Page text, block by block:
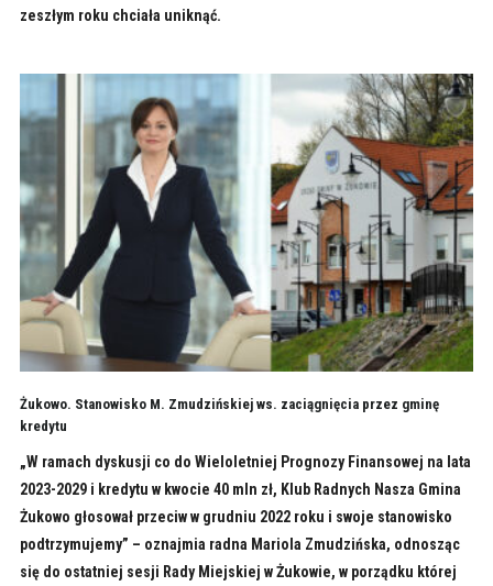
zeszłym roku chciała uniknąć.
Żukowo. Stanowisko M. Zmudzińskiej ws. zaciągnięcia przez gminę
kredytu
„W ramach dyskusji co do Wieloletniej Prognozy Finansowej na lata
2023-2029 i kredytu w kwocie 40 mln zł, Klub Radnych Nasza Gmina
Żukowo głosował przeciw w grudniu 2022 roku i swoje stanowisko
podtrzymujemy” – oznajmia radna Mariola Zmudzińska, odnosząc
się do ostatniej sesji Rady Miejskiej w Żukowie, w porządku której